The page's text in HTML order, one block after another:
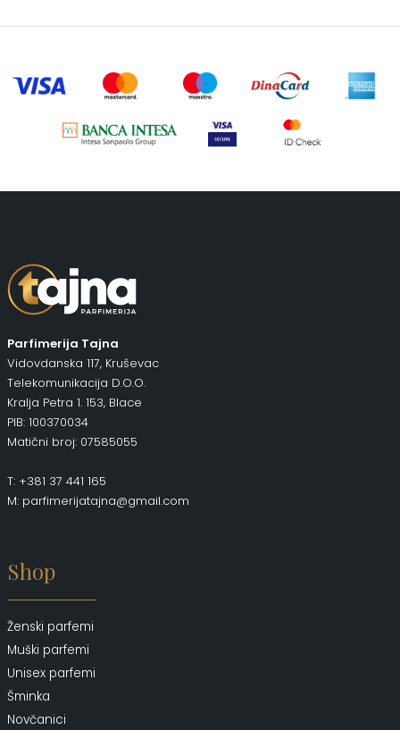
Parfimerija Tajna
Vidovdanska 117, Kruševac
Telekomunikacija D.O.O.
Kralja Petra 1. 153, Blace
PIB: 100370034
Matični broj: 07585055
T: +381 37 441 165
M: parfimerijatajna@gmail.com
Shop
Ženski parfemi
Muški parfemi
Unisex parfemi
Šminka
Novčanici